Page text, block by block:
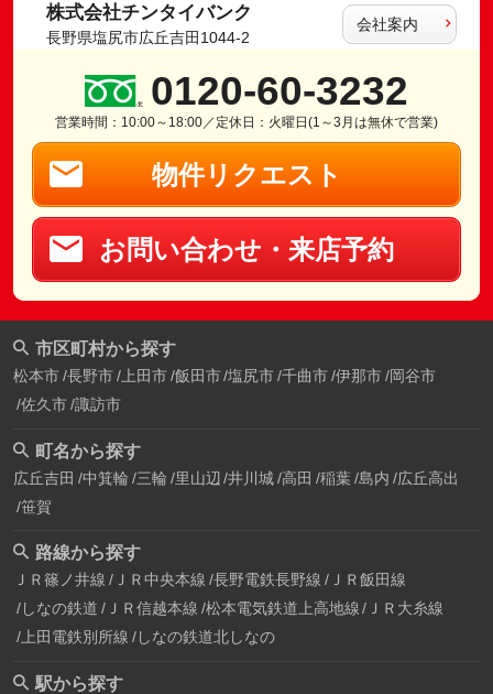
株式会社チンタイバンク
長野県塩尻市広丘吉田1044-2
会社案内
0120-60-3232
営業時間：10:00～18:00／定休日：火曜日(1～3月は無休で営業)
物件リクエスト
お問い合わせ・来店予約
市区町村から探す
松本市 長野市 上田市 飯田市 塩尻市 千曲市 伊那市 岡谷市
佐久市 諏訪市
町名から探す
広丘吉田 中箕輪 三輪 里山辺 井川城 高田 稲葉 島内 広丘高出
笹賀
路線から探す
ＪＲ篠ノ井線 ＪＲ中央本線 長野電鉄長野線 ＪＲ飯田線
しなの鉄道 ＪＲ信越本線 松本電気鉄道上高地線
ＪＲ大糸線
上田電鉄別所線 しなの鉄道北しなの
駅から探す